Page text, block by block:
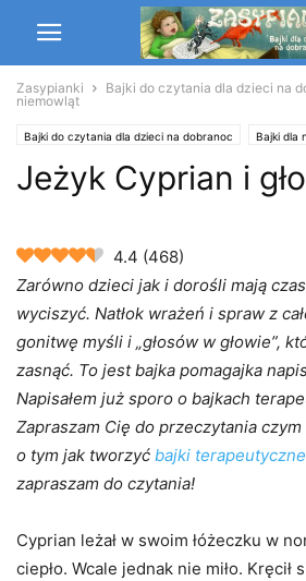
Zasypianki Bajki do czytania dla dzieci na
niemowląt
Bajki do czytania dla dzieci na dobranoc Bajki dla
Bajki terapeutyczne dla dzieci
Jeżyk Cyprian i
4.4 (468)
Zarówno dzieci jak i dorośli mają
wyciszyć. Natłok wrażeń i spraw z
gonitwę myśli i „głosów w głowie”,
zasnąć. To jest bajka pomagajka
Napisałem już sporo o bajkach
Zapraszam Cię do przeczytania czym
o tym jak tworzyć bajki terapeutyczne
zapraszam do czytania!
Cyprian leżał w swoim łóżeczku w
ciepło. Wcale jednak nie miło. Kręcił